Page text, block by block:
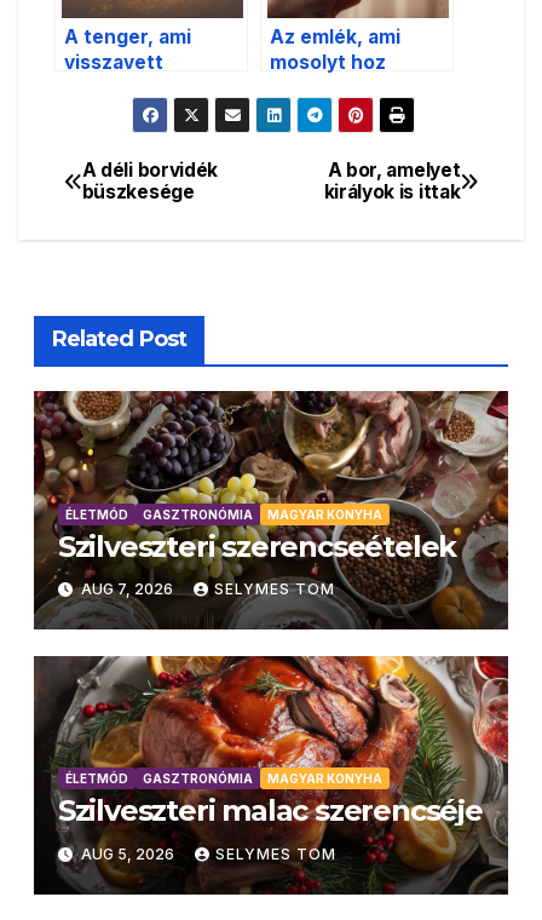
A tenger, ami
visszavett
Az emlék, ami
mosolyt hoz
Bejegyzés
A bor, amelyet
királyok is ittak
A déli borvidék
büszkesége
Related Post
ÉLETMÓD GASZTRONÓMIA MAGYAR KONYHA
Szilveszteri szerencseételek
AUG 7, 2026 SELYMES TOM
ÉLETMÓD GASZTRONÓMIA MAGYAR KONYHA
Szilveszteri malac szerencséje
AUG 5, 2026 SELYMES TOM